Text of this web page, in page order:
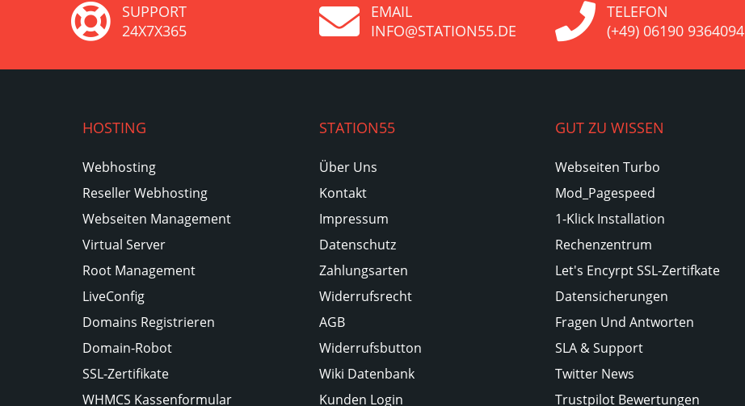
SUPPORT
24X7X365
EMAIL
INFO@STATION55.DE
TELEFON
(+49) 06190 9364094
HOSTING
Webhosting
Reseller Webhosting
Webseiten Management
Virtual Server
Root Management
LiveConfig
Domains Registrieren
Domain-Robot
SSL-Zertifikate
WHMCS Kassenformular
STATION55
Über Uns
Kontakt
Impressum
Datenschutz
Zahlungsarten
Widerrufsrecht
AGB
Widerrufsbutton
Wiki Datenbank
Kunden Login
GUT ZU WISSEN
Webseiten Turbo
Mod_Pagespeed
1-Klick Installation
Rechenzentrum
Let's Encyrpt SSL-Zertifkate
Datensicherungen
Fragen Und Antworten
SLA & Support
Twitter News
Trustpilot Bewertungen